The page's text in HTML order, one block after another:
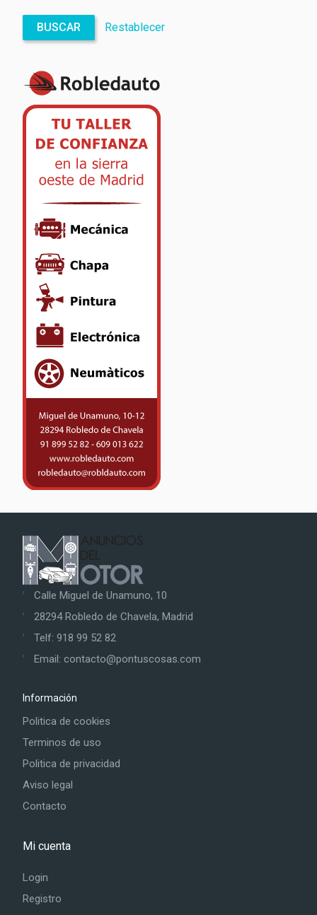
BUSCAR Restablecer
Calle Miguel de Unamuno, 10
28294 Robledo de Chavela, Madrid
Telf: 918 99 52 82
Email: contacto@pontuscosas.com
Información
Politica de cookies
Terminos de uso
Politica de privacidad
Aviso legal
Contacto
Mi cuenta
Login
Registro